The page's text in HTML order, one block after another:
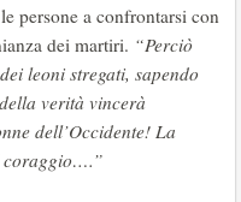
persone a confrontarsi con
dei martiri. “Perciò
leoni stregati, sapendo
verità vincerà
dell’Occidente! La
coraggio….”